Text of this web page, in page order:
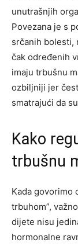
unutrašnjih
Povezana je s
srčanih bolesti,
čak određenih
imaju trbušnu
ozbiljniji jer
smatrajući da
Kako
trbušnu
Kada govorimo
trbuhom”,
dijete nisu
hormonalne